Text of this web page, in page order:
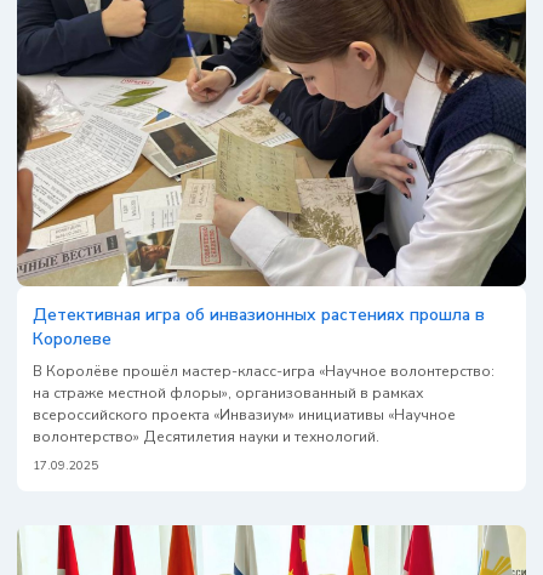
Детективная игра об инвазионных растениях прошла в
Королеве
В Королёве прошёл мастер-класс-игра «Научное волонтерство:
на страже местной флоры», организованный в рамках
всероссийского проекта «Инвазиум» инициативы «Научное
волонтерство» Десятилетия науки и технологий.
17.09.2025